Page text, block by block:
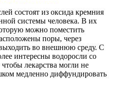
состоят из оксида кремния
системы человека. В их
можно поместить
поры, через
во внешнюю среду. С
интересны водоросли со
лекарства могли не
медленно диффундировать